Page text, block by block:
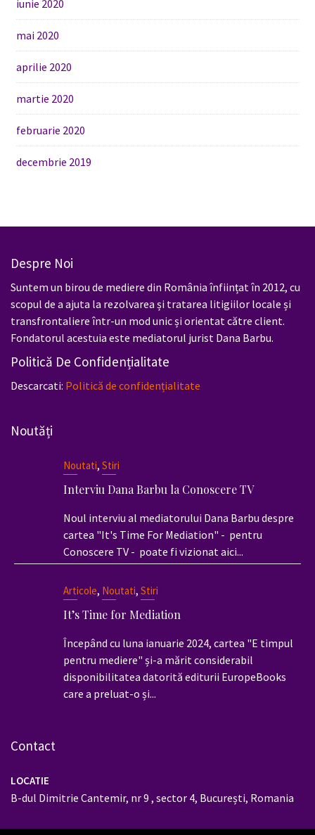
iunie 2020
mai 2020
aprilie 2020
martie 2020
februarie 2020
decembrie 2019
Despre Noi
Suntem un birou de mediere din România înființat în 2012, cu
scopul de a ajuta la rezolvarea și tratarea litigiilor locale și
transfrontaliere într-un mod unic și orientat către client.
Fondatorul acestuia este mediatorul jurist Dana Barbu.
Politică De Confidențialitate
Descarcati: Politică de confidențialitate
Noutăți
Noutati, Stiri
Interviu Dana Barbu la Conoscere TV
Noul interviu al mediatorului Dana Barbu despre
cartea "It's Time For Mediation" - pentru
Conoscere TV - poate fi vizionat aici...
Articole, Noutati, Stiri
It’s Time for Mediation
Începând cu luna ianuarie 2024, cartea "E timpul
pentru mediere" și-a mărit considerabil
disponibilitatea datorită editurii EuropeBooks
care a preluat-o și...
Contact
LOCATIE
B-dul Dimitrie Cantemir, nr 9 , sector 4, București, Romania
EMAIL